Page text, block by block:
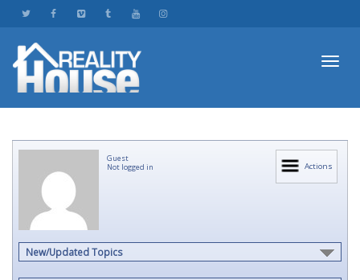
Actions
Guest
Not logged in
New/Updated Topics